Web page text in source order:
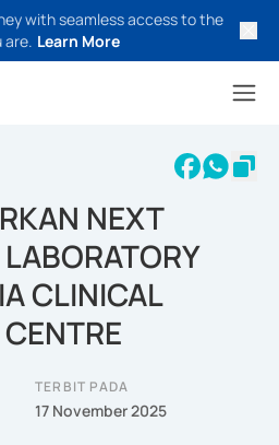
with seamless access to the
are. Learn More
NEXT
CLINICAL
TERBIT PADA
17 November 2025